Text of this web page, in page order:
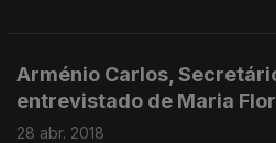
Arménio Carlos,
entrevistado de Maria
28 abr. 2018